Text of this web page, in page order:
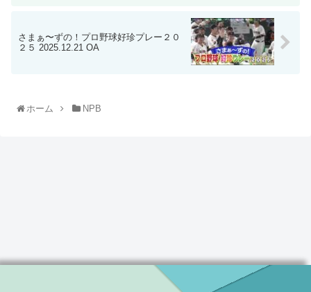
さまぁ〜ずの！プロ野球好珍プレー２０
２５ 2025.12.21 OA
ホーム NPB